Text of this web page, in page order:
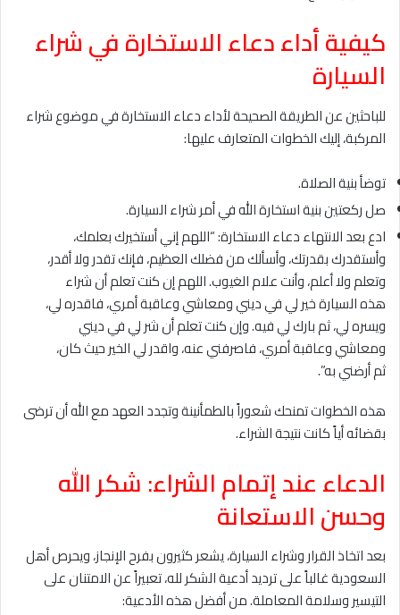
كيفية أداء دعاء الاستخارة في شراء
السيارة
للباحثين عن الطريقة الصحيحة لأداء دعاء الاستخارة في موضوع شراء
المركبة، إليك الخطوات المتعارف عليها:
توضأ بنية الصلاة.
صل ركعتين بنية استخارة الله في أمر شراء السيارة.
ادع بعد الانتهاء دعاء الاستخارة: “اللهم إني أستخيرك بعلمك،
وأستقدرك بقدرتك، وأسألك من فضلك العظيم، فإنك تقدر ولا أقدر،
وتعلم ولا أعلم، وأنت علام الغيوب. اللهم إن كنت تعلم أن شراء
هذه السيارة خير لي في ديني ومعاشي وعاقبة أمري، فاقدره لي،
ويسره لي، ثم بارك لي فيه. وإن كنت تعلم أن شر لي في ديني
ومعاشي وعاقبة أمري، فاصرفني عنه، واقدر لي الخير حيث كان،
ثم أرضني به”.
هذه الخطوات تمنحك شعوراً بالطمأنينة وتجدد العهد مع الله أن ترضى
بقضائه أياً كانت نتيجة الشراء.
الدعاء عند إتمام الشراء: شكر الله
وحسن الاستعانة
بعد اتخاذ القرار وشراء السيارة، يشعر كثيرون بفرح الإنجاز، ويحرص أهل
السعودية غالباً على ترديد أدعية الشكر لله، تعبيراً عن الامتنان على
التيسير وسلامة المعاملة. من أفضل هذه الأدعية: